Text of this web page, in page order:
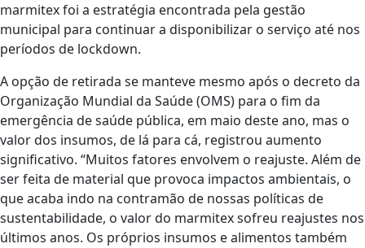
marmitex foi a estratégia encontrada pela gestão
municipal para continuar a disponibilizar o serviço até nos
períodos de lockdown.
A opção de retirada se manteve mesmo após o decreto da
Organização Mundial da Saúde (OMS) para o fim da
emergência de saúde pública, em maio deste ano, mas o
valor dos insumos, de lá para cá, registrou aumento
significativo. “Muitos fatores envolvem o reajuste. Além de
ser feita de material que provoca impactos ambientais, o
que acaba indo na contramão de nossas políticas de
sustentabilidade, o valor do marmitex sofreu reajustes nos
últimos anos. Os próprios insumos e alimentos também